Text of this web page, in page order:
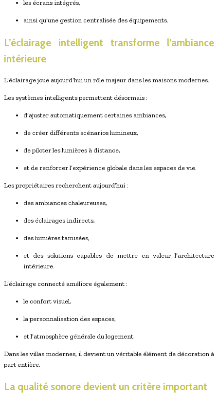
les écrans intégrés,
ainsi qu’une gestion centralisée des équipements.
L’éclairage intelligent transforme l’ambiance
intérieure
L’éclairage joue aujourd’hui un rôle majeur dans les maisons modernes.
Les systèmes intelligents permettent désormais :
d’ajuster automatiquement certaines ambiances,
de créer différents scénarios lumineux,
de piloter les lumières à distance,
et de renforcer l’expérience globale dans les espaces de vie.
Les propriétaires recherchent aujourd’hui :
des ambiances chaleureuses,
des éclairages indirects,
des lumières tamisées,
et des solutions capables de mettre en valeur l’architecture
intérieure.
L’éclairage connecté améliore également :
le confort visuel,
la personnalisation des espaces,
et l’atmosphère générale du logement.
Dans les villas modernes, il devient un véritable élément de décoration à
part entière.
La qualité sonore devient un critère important